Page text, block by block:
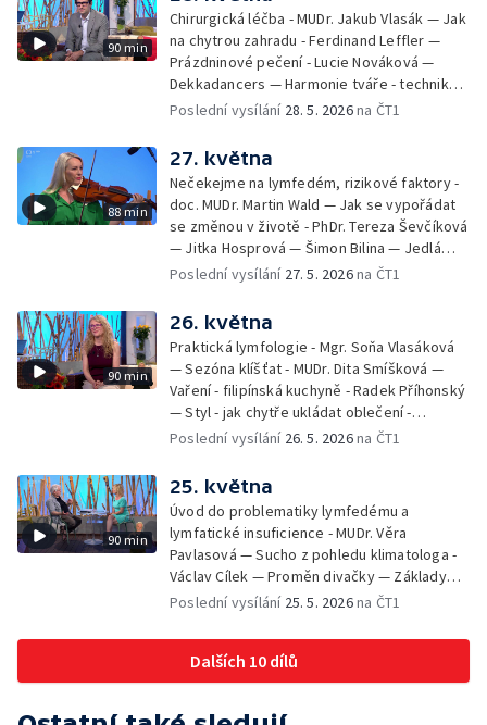
90 min
Chirurgická léčba - MUDr. Jakub Vlasák — Jak
na chytrou zahradu - Ferdinand Leffler —
Prázdninové pečení - Lucie Nováková —
Dekkadancers — Harmonie tváře - techniky
přírodního omlazení - Martina Kavecká —
Petr Bednařík — Počasí s Michalem Žákem
Poslední vysílání 28. 5. 2026na ČT1
88 min
27. května
Nečekejme na lymfedém, rizikové faktory -
doc. MUDr. Martin Wald — Jak se vypořádat
se změnou v životě - PhDr. Tereza Ševčíková
— Jitka Hosprová — Šimon Bilina — Jedlá
zahrada - Petra Matějková — Kulturní tipy
Poslední vysílání 27. 5. 2026na ČT1
90 min
26. května
Praktická lymfologie - Mgr. Soňa Vlasáková
— Sezóna klíšťat - MUDr. Dita Smíšková —
Vaření - filipínská kuchyně - Radek Příhonský
— Styl - jak chytře ukládat oblečení -
Veronika Slaninová — Běháme s dětmi - jak
Schneiderová — Colours of Ostrava - Filip
Košťálek a Jan Vojtko — Tajemství křišťálové
planety - Jan Maxián, Petr Horák a Adélka
Hesová — Český svaz ochránců přírody - Eva
Šrailová
Poslední vysílání 26. 5. 2026na ČT1
90 min
25. května
Úvod do problematiky lymfedému a
lymfatické insuficience - MUDr. Věra
Pavlasová — Sucho z pohledu klimatologa -
Václav Cílek — Proměn divačky — Základy
bezpečnosti dětí na inline bruslích - Petr
Zooterapie - praktické využití - Linda
Tinková — Pražské jaro - Klára Boudalová,
Marko Ivanović
Poslední vysílání 25. 5. 2026na ČT1
Dalších 10 dílů